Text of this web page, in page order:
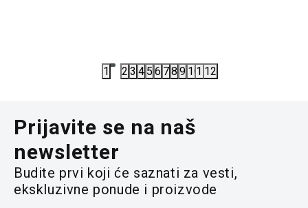
1 2 3 4 5 6 78 9 101112
Prijavite se na naš
newsletter
Budite prvi koji će saznati za vesti,
ekskluzivne ponude i proizvode